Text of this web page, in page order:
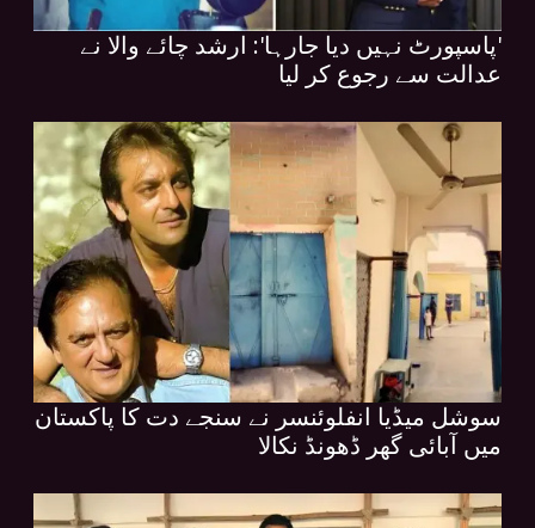
'پاسپورٹ نہیں دیا جارہا': ارشد چائے والا نے
عدالت سے رجوع کر لیا
سوشل میڈیا انفلوئنسر نے سنجے دت کا پاکستان
میں آبائی گھر ڈھونڈ نکالا